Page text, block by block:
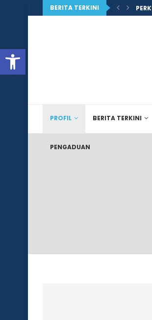
BERITA TERKINI
PROFIL BERITA TERKINI
PENGADUAN
Open toolbar